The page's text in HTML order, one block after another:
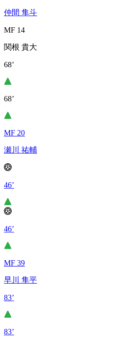
仲間 隼斗
MF 14
関根 貴大
68’
68’
MF 20
瀬川 祐輔
46’
46’
MF 39
早川 隼平
83’
83’